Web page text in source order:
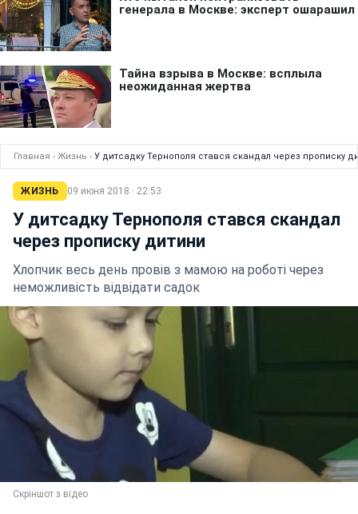
Главная › Жизнь › У дитсадку Тернополя стався скандал через прописку
ЖИЗНЬ 09 июня 2018 · 22:53
У дитсадку Тернополя стався скандал
через прописку дитини
Хлопчик весь день провів з мамою на роботі через
неможливість відвідати садок
Скріншот з відео